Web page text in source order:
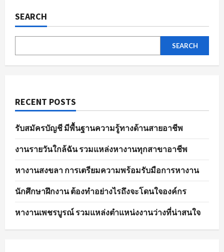
ใน
SEARCH
SEARCH
RECENT POSTS
รับสมัครบัญชี มีพื้นฐานความรู้ทางด้านสายอาชีพ
งานรายวันใกล้ฉัน รวมแหล่งหางานทุกสาขาอาชีพ
หางานสงขลา การเตรียมความพร้อมรับมือการหางาน
นักศึกษาฝึกงาน ต้องทำอย่างไรถึงจะโดนใจองค์กร
หางานเพชรบูรณ์ รวมแหล่งตำแหน่งงานว่างที่น่าสนใจ